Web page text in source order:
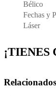
Bélico
Fechas y
Láser
¡TIENES
Relacionados